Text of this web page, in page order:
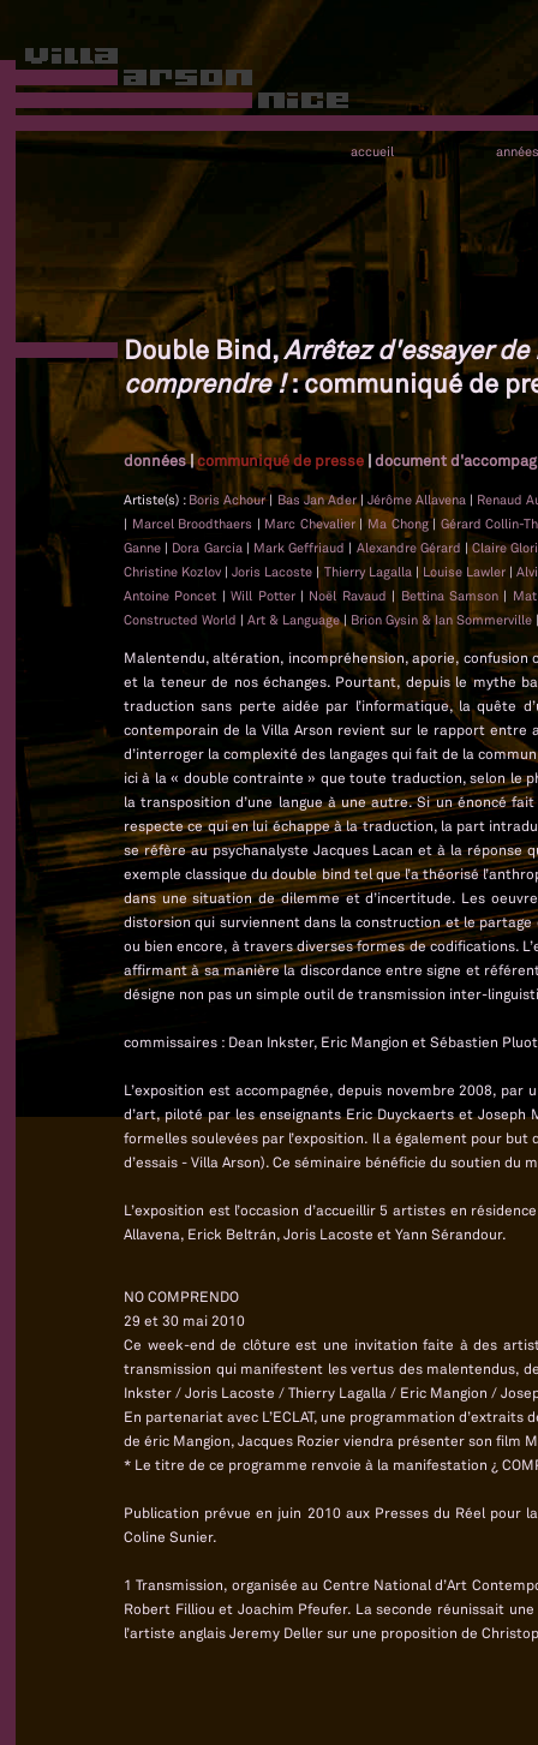
accueil années
Double Bind,Arrêtez d'essayer de
comprendre !: communiqué de
données|communiqué de presse |document
Artiste(s) : Boris Achour| Bas Jan Ader| Jérôme Allavena | Renaud
| Marcel Broodthaers | Marc Chevalier | Ma Chong| Gérard Collin-
Ganne | Dora Garcia | Mark Geffriaud | Alexandre Gérard |Claire
Christine Kozlov |Joris Lacoste | Thierry Lagalla | Louise Lawler |
Antoine Poncet |Will Potter | Noël Ravaud | Bettina Samson |
Constructed World | Art & Language| Brion Gysin & Ian Sommerville
Malentendu, altération, incompréhension, aporie,
et la teneur de nos échanges. Pourtant, depuis le mythe
traduction sans perte aidée par l’informatique, la quête
contemporain de la Villa Arson revient sur le rapport entre
d’interroger la complexité des langages qui fait de la
ici à la « double contrainte » que toute traduction, selon le
la transposition d’une langue à une autre. Si un énoncé
respecte ce qui en lui échappe à la traduction, la part
se réfère au psychanalyste Jacques Lacan et à la réponse
exemple classique du double bind tel que l’a théorisé
dans une situation de dilemme et d’incertitude. Les
distorsion qui surviennent dans la construction et le partage
ou bien encore, à travers diverses formes de codifications.
affirmant à sa manière la discordance entre signe et
désigne non pas un simple outil de transmission inter-
commissaires : Dean Inkster, Eric Mangion et Sébastien Pluot
L’exposition est accompagnée, depuis novembre 2008,
d’art, piloté par les enseignants Eric Duyckaerts et
formelles soulevées par l’exposition. Il a également pour
d’essais - Villa Arson). Ce séminaire bénéficie du soutien
L’exposition est l’occasion d’accueillir 5 artistes en
Allavena, Erick Beltrán, Joris Lacoste et Yann Sérandour.
NO COMPRENDO
29 et 30 mai 2010
Ce week-end de clôture est une invitation faite à des
transmission qui manifestent les vertus des malentendus,
Inkster / Joris Lacoste / Thierry Lagalla / Eric Mangion /
En partenariat avec L’ECLAT, une programmation
de éric Mangion, Jacques Rozier viendra présenter son film
* Le titre de ce programme renvoie à la manifestation ¿
Publication prévue en juin 2010 aux Presses du Réel pour
Coline Sunier.
1 Transmission, organisée au Centre National d’Art
Robert Filliou et Joachim Pfeufer. La seconde réunissait
l’artiste anglais Jeremy Deller sur une proposition de